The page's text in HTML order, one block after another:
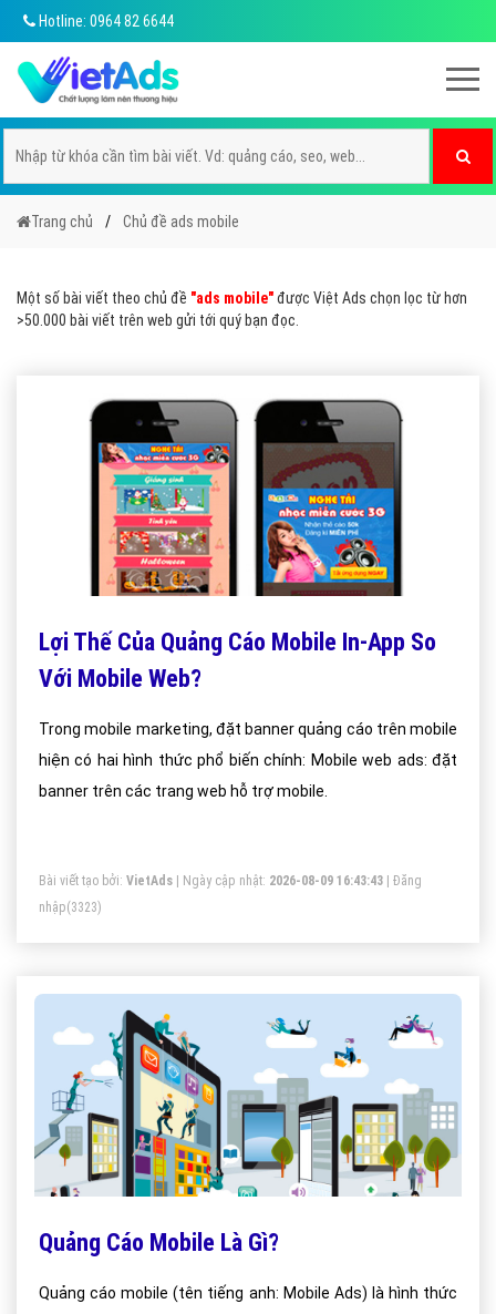
Hotline: 0964 82 6644
Trang chủ Chủ đề ads mobile
Một số bài viết theo chủ đề "ads mobile"được Việt Ads chọn lọc từ hơn
>50.000 bài viết trên web gửi tới quý bạn đọc.
Lợi Thế Của Quảng Cáo Mobile In-App So
Với Mobile Web?
Trong mobile marketing, đặt banner quảng cáo trên mobile
hiện có hai hình thức phổ biến chính: Mobile web ads: đặt
banner trên các trang web hỗ trợ mobile.
Bài viết tạo bởi: VietAds | Ngày cập nhật: 2026-08-09 16:43:43
Đăng
nhập(3323)
Quảng Cáo Mobile Là Gì?
Quảng cáo mobile (tên tiếng anh: Mobile Ads) là hình thức